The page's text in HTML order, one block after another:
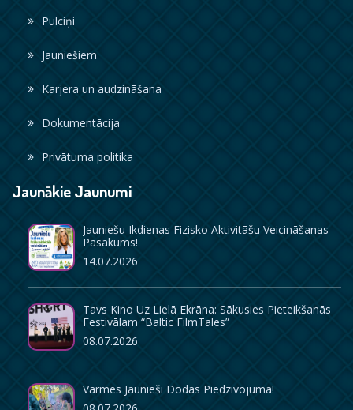
Pulciņi
Jauniešiem
Karjera un audzināšana
Dokumentācija
Privātuma politika
Jaunākie Jaunumi
Jauniešu Ikdienas Fizisko Aktivitāšu Veicināšanas
Pasākums!
14.07.2026
Tavs Kino Uz Lielā Ekrāna: Sākusies Pieteikšanās
Festivālam “Baltic FilmTales”
08.07.2026
Vārmes Jaunieši Dodas Piedzīvojumā!